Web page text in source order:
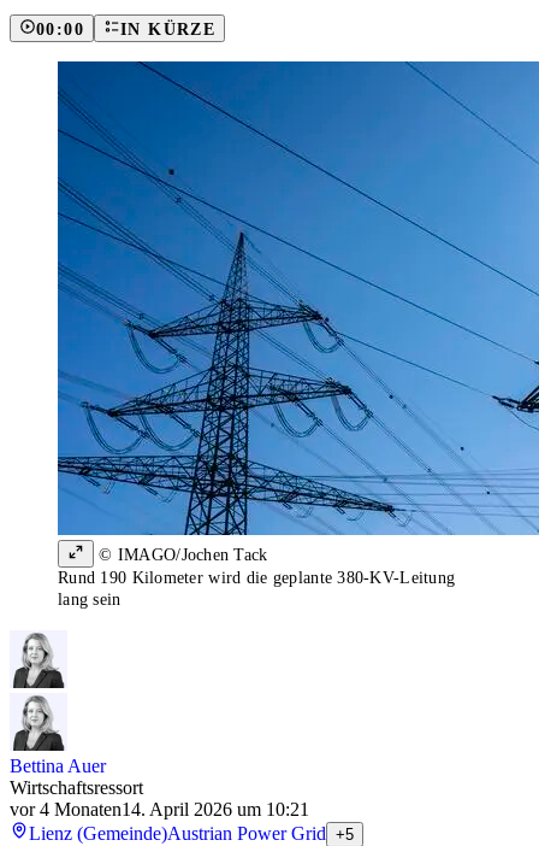
00:00 IN KÜRZE
© IMAGO/Jochen Tack
Rund 190 Kilometer wird die geplante 380-KV-Leitung
lang sein
Bettina Auer
Wirtschaftsressort
vor 4 Monaten14. April 2026 um 10:21
Lienz (Gemeinde)Austrian Power Grid +5